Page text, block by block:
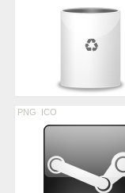
PNG ICO